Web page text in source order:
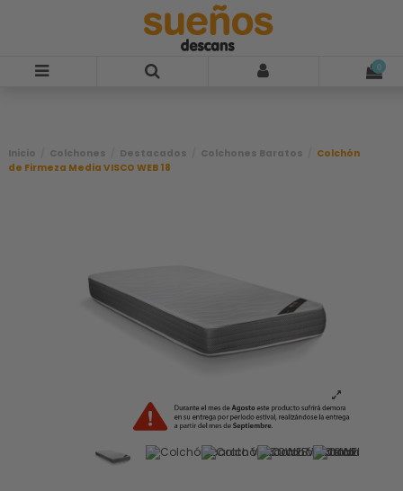
0
Inicio Colchones Destacados Colchones Baratos
Colchón
de Firmeza Media VISCO WEB 18